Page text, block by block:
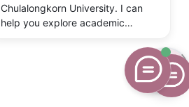
Chulalongkorn University. I can
help you explore academic